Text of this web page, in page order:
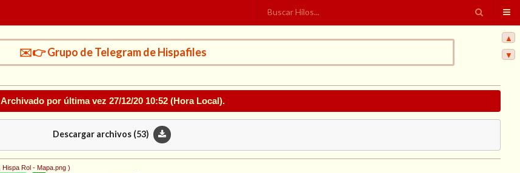
✉️👉 Grupo de Telegram de Hispafiles
Archivado por última vez 27/12/20 10:52 (Hora Local).
Descargar archivos (53)
, Hispa Rol - Mapa.png )
▲
▼